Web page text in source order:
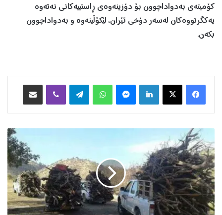
کۆمیتەی بەدواداچوون بۆ دۆزینەوەی ڕاستییەکانی نەتەوە
یەکگرتووەکان لەسەر دۆخی ئێران، لێکۆڵینەوە و بەدواداچوون
بکەن.
X
Telegram
ێ
ک
خ
ر
ا
و
ێ